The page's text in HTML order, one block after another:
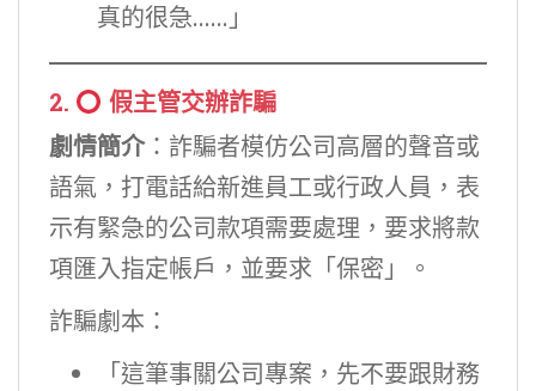
真的很急……」
2. 假主管交辦詐騙
劇情簡介：詐騙者模仿公司高層的聲音或
語氣，打電話給新進員工或行政人員，表
示有緊急的公司款項需要處理，要求將款
項匯入指定帳戶，並要求「保密」。
詐騙劇本：
「這筆事關公司專案，先不要跟財務